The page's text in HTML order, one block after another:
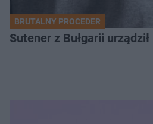
BRUTALNY PROCEDER
Sutener z Bułgarii